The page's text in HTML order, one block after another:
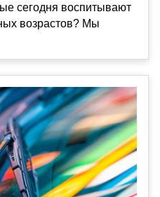
сегодня воспитывают
возрастов? Мы